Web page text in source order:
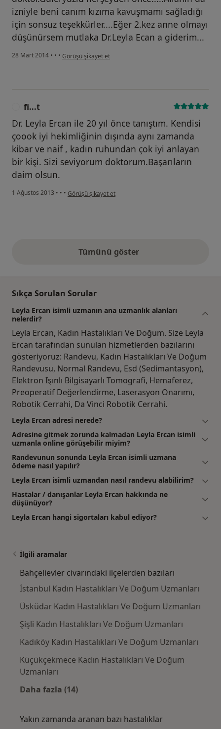
izniyle beni canım kızıma kavuşmamı sağladığı
için sonsuz teşekkürler....Eğer 2.kez anne olmayı
düşünürsem mutlaka Dr.Leyla Ecan a giderim...
28 Mart 2014 • • • kullanıcının görüşüne göre se...ı
Görüşü şikayet et
fi...t
Dr. Leyla Ercan ile 20 yıl önce tanıştım. Kendisi
çoook iyi hekimliğinin dışında aynı zamanda
kibar ve naif , kadın ruhundan çok iyi anlayan
bir kişi. Sizi seviyorum doktorum.Başarıların
daim olsun.
1 Ağustos 2013 • • • kullanıcının görüşüne göre fi...t
Görüşü şikayet et
Tümünü gösteryukarıdaki görüşler
Sıkça Sorulan Sorular
Leyla Ercan isimli uzmanın ana uzmanlık alanları
nelerdir?
Leyla Ercan, Kadın Hastalıkları Ve Doğum. Size Leyla
Ercan tarafından sunulan hizmetlerden bazılarını
gösteriyoruz: Randevu, Kadın Hastalıkları Ve Doğum
Randevusu, Normal Randevu, Esd (Sedimantasyon),
Elektron Işınlı Bilgisayarlı Tomografi, Hemaferez,
Preoperatif Değerlendirme, Laserasyon Onarımı,
Robotik Cerrahi, Da Vinci Robotik Cerrahi.
Leyla Ercan adresi nerede?
Adresine gitmek zorunda kalmadan Leyla Ercan isimli
uzmanla online görüşebilir miyim?
Randevunun sonunda Leyla Ercan isimli uzmana
ödeme nasıl yapılır?
Leyla Ercan isimli uzmandan nasıl randevu alabilirim?
Hastalar / danışanlar Leyla Ercan hakkında ne
düşünüyor?
Leyla Ercan hangi sigortaları kabul ediyor?
İlgili aramalar
Bahçelievler civarındaki ilçelerden bazıları
İstanbul Kadın Hastalıkları Ve Doğum Uzmanları
Üsküdar Kadın Hastalıkları Ve Doğum Uzmanları
Şişli Kadın Hastalıkları Ve Doğum Uzmanları
Kadıköy Kadın Hastalıkları Ve Doğum Uzmanları
Küçükçekmece Kadın Hastalıkları Ve Doğum
Uzmanları
Daha fazla (14)
Yakın zamanda aranan bazı hastalıklar